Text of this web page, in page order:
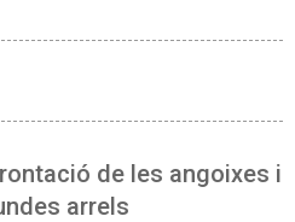
de les angoixes i
arrels